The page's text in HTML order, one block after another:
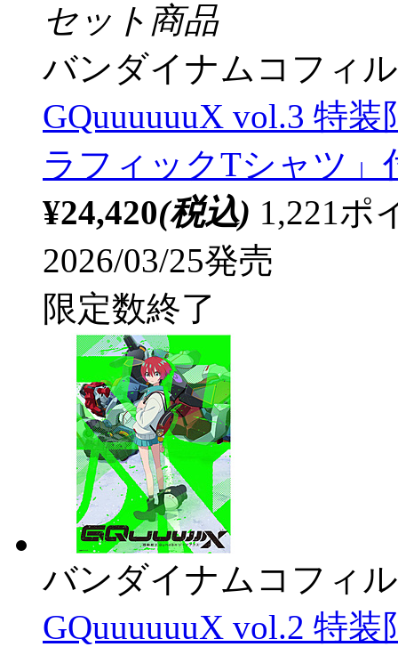
セット商品
バンダイナムコフィ
GQuuuuuuX vol.3 特
ラフィックTシャツ」
¥24,420(税込) 1,221ポ
2026/03/25発売
限定数終了
バンダイナムコフィ
GQuuuuuuX vol.2 特